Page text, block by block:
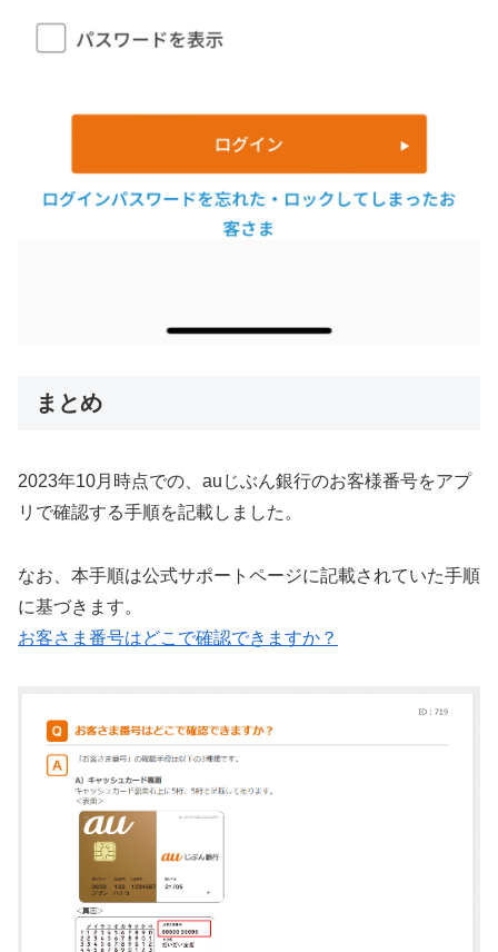
まとめ
2023年10月時点での、auじぶん銀行のお客様番号をアプ
リで確認する手順を記載しました。
なお、本手順は公式サポートページに記載されていた手順
に基づきます。
お客さま番号はどこで確認できますか？